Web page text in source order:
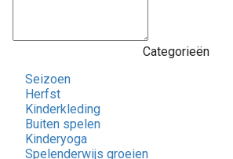
Categorieën
Seizoen
Herfst
Kinderkleding
Buiten spelen
Kinderyoga
Spelenderwijs groeien